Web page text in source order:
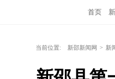
首页
当前位置: 新邵新闻网 > 新